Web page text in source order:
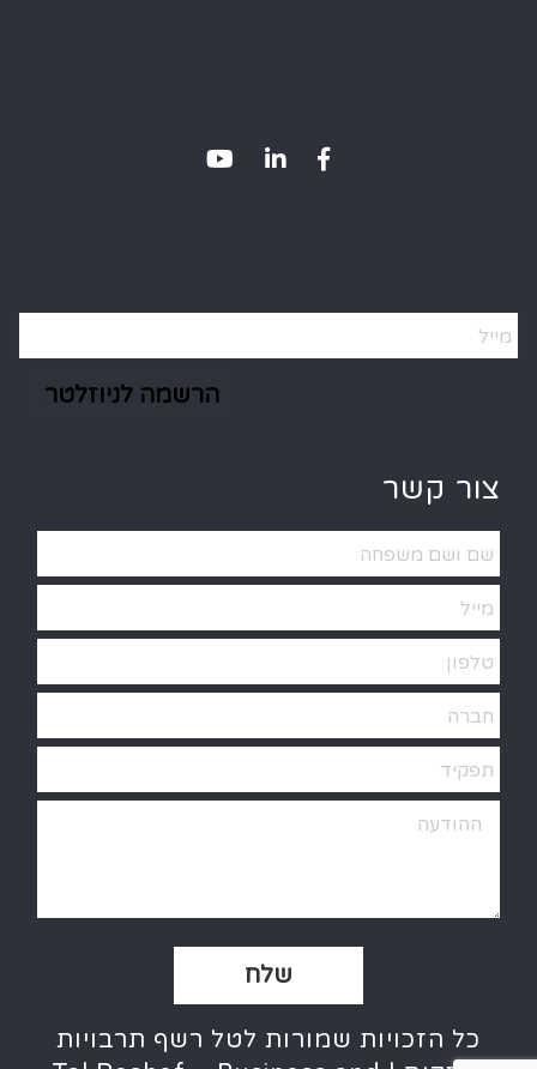
צור קשר
Alternative:
כל הזכויות שמורות לטל רשף תרבויות